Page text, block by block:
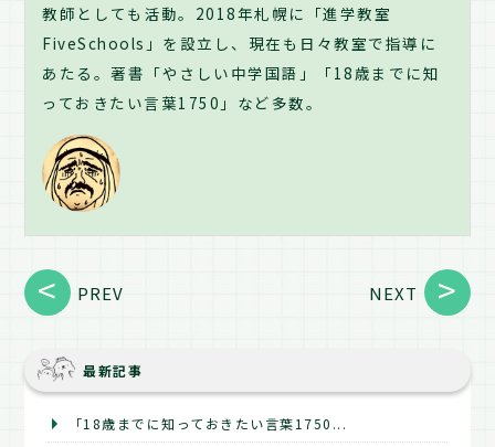
教師としても活動。2018年札幌に「進学教室
FiveSchools」を設立し、現在も日々教室で指導に
あたる。著書「やさしい中学国語」「18歳までに知
っておきたい言葉1750」など多数。
PREV NEXT
最新記事
「18歳までに知っておきたい言葉1750...